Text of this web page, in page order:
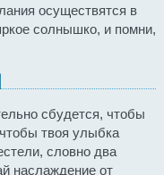
осуществятся в
солнышко, и помни,
сбудется, чтобы
твоя улыбка
словно два
наслаждение от